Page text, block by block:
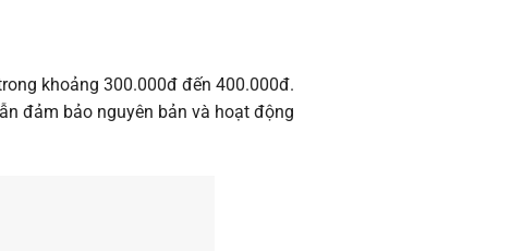
khoảng 300.000đ đến 400.000đ.
đảm bảo nguyên bản và hoạt động